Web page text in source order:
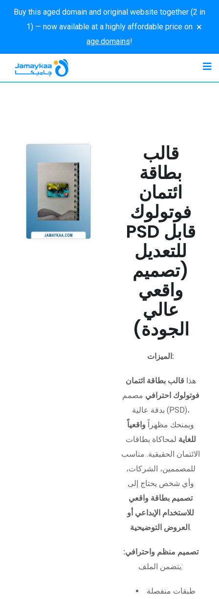
Buy this aged domain and original website together (2 in
1) — now available at a highly affordable price on
age.domains!
×
قالب
بطاقة
ائتمان
فوتولوك
PSD قابل
للتعديل
(تصميم
واقعي
عالي
الجودة)
الميزات:
هذا قالب بطاقة ائتمان
فوتولوك احترافي مصمم
بدقة عالية (PSD)،
ويمنحك مظهراً واقعياً
للغاية لمحاكاة بطاقات
الائتمان الحقيقية. مناسب
للمصممين، الشركات،
وأي شخص يحتاج إلى
تصميم بطاقة واقعي
للاستخدام الإبداعي أو
العروض التوضيحية .
تصميم منظم واحترافي:
يتضمن الملف:
طبقات منفصلة